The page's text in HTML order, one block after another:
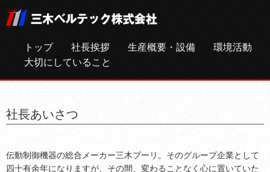
トップ 社長挨拶 生産概要・設備
環境活動
大切にしていること
社長あいさつ
伝動制御機器の総合メーカー三木プーリ。そのグループ企業として
四十有余年になりますが、その間、変わることなく心に置いていた